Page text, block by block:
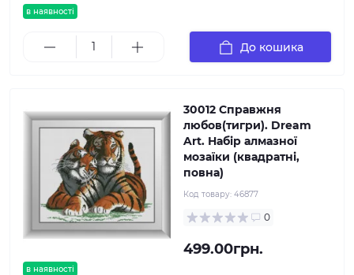
в наявності
До кошика
в наявності
30012 Справжня
любов(тигри). Dream
Art. Набір алмазної
мозаїки (квадратні,
повна)
Код товару: 46877
0
499.00грн.